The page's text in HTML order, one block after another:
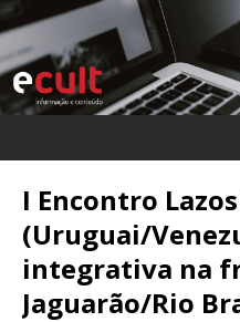
I Encontro
(Uruguai/
integrativa na
Jaguarão/Rio